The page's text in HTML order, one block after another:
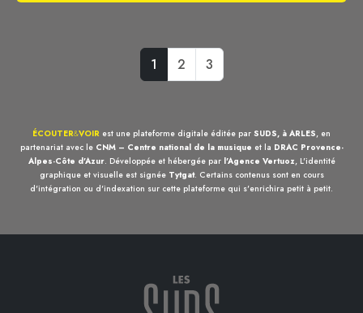
1 2 3
ÉCOUTER&VOIR est une plateforme digitale éditée par SUDS, à ARLES, en
partenariat avec le CNM – Centre national de la musique et la DRAC Provence-
Alpes-Côte d'Azur. Développée et hébergée par l'Agence Vertuoz, L'identité
graphique et visuelle est signée Tytgat. Certains contenus sont en cours
d'intégration ou d'indexation sur cette plateforme qui s'enrichira petit à petit.